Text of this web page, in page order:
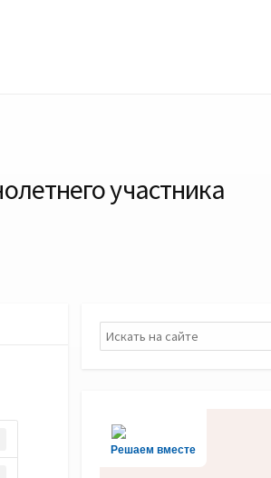
участника
Поиск
Решаем вместе